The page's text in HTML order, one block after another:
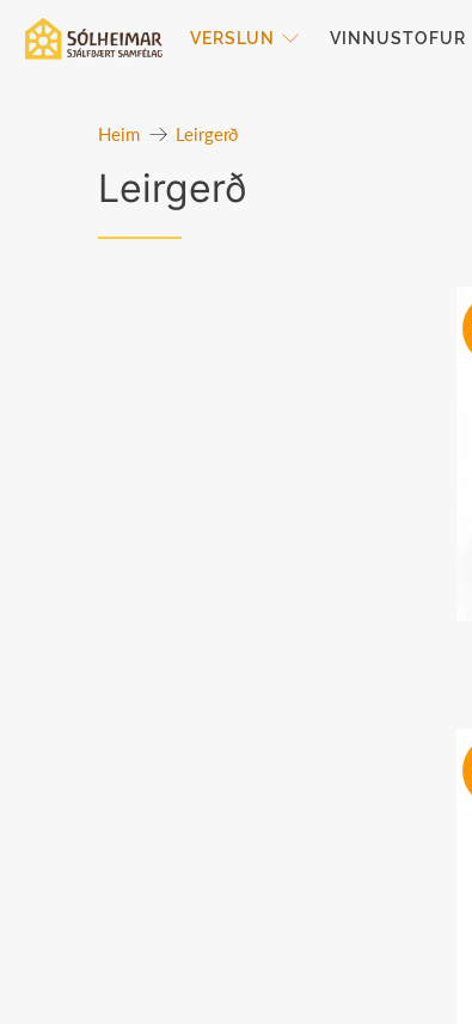
VERSLUN VINNUSTOFUR
Heim Leirgerð
Leirgerð